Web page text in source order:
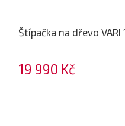
Štípačka na dřevo VARI
19 990 Kč